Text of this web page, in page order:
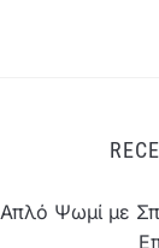
Απλό Ψωμί με